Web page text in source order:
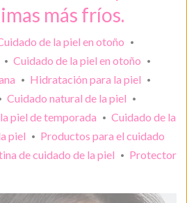
más fríos.
de la piel en otoño •
• Cuidado de la piel en otoño •
• Hidratación para la piel •
Cuidado natural de la piel •
piel de temporada •
Cuidado de la
piel •
Productos para el cuidado
de cuidado de la piel •
Protector